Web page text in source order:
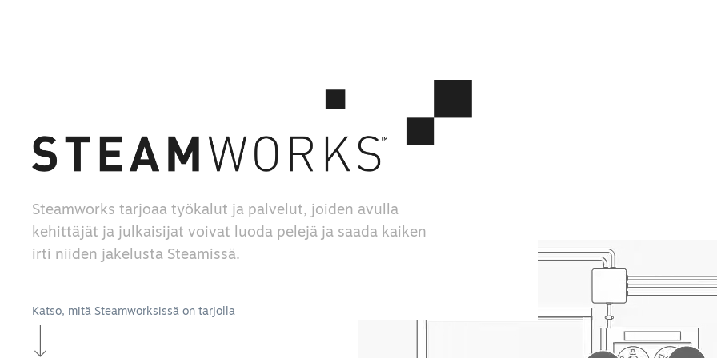
Steamworks tarjoaa työkalut ja palvelut, joiden avulla
kehittäjät ja julkaisijat voivat luoda pelejä ja saada kaiken
irti niiden jakelusta Steamissä.
Katso, mitä Steamworksissä on tarjolla